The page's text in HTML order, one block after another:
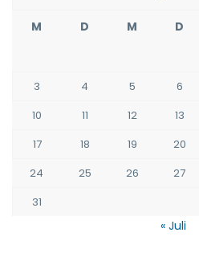
M D M D
3
4 5 6
10
11 12 13
17
18 19 20
24
25 26 27
31
« Juli